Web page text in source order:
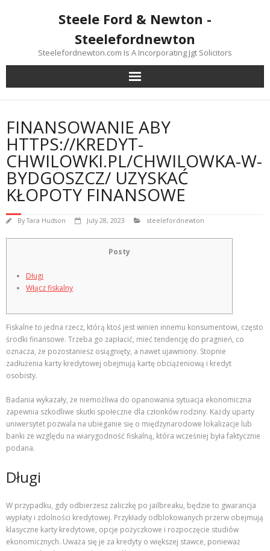
Steele Ford & Newton -
Steelefordnewton
Steelefordnewton.com Is A Incorporating Jgt Solicitors
FINANSOWANIE ABY
HTTPS://KREDYT-
CHWILOWKI.PL/CHWILOWKA-W-
BYDGOSZCZ/ UZYSKAĆ
KŁOPOTY FINANSOWE
ByTara Hudson July 28, 2023 steelefordnewton
Posty
Długi
Włącz fiskalny
Fiskalne to jedna rzecz, którą ktoś jest winien innemu konsumentowi, często
środki finansowe. Trzeba go zapłacić, mieć tendencję do pragnień, co
oznacza, że ​​pozostaniesz osiągnięty, a nawet ujawniony. Stopnie
zadłużenia karty kredytowej obejmują kartę obciążeniową i kredyt
osobisty.
Badania wykazały, że niemożliwa do opanowania sytuacja ekonomiczna
zapewnia szkodliwe skutki społeczne dla członków rodziny. Każdy uparty
uniwersytet pozwala na ubieganie się o międzynarodowe lokalizacje lub
banki ze względu na wiarygodność fiskalną, która wcześniej była faktycznie
podana.
Długi
W przypadku, gdy odbierzesz zaliczkę po jailbreaku, będzie to gwarancja
wypłaty i zdolności kredytowej. Przykłady odblokowanych przerw obejmują
klasyczne karty kredytowe, opcje pożyczkowe i rozpoczęcie studiów
ekonomicznych. Uważa się je za kredyty o większej stawce, ponieważ